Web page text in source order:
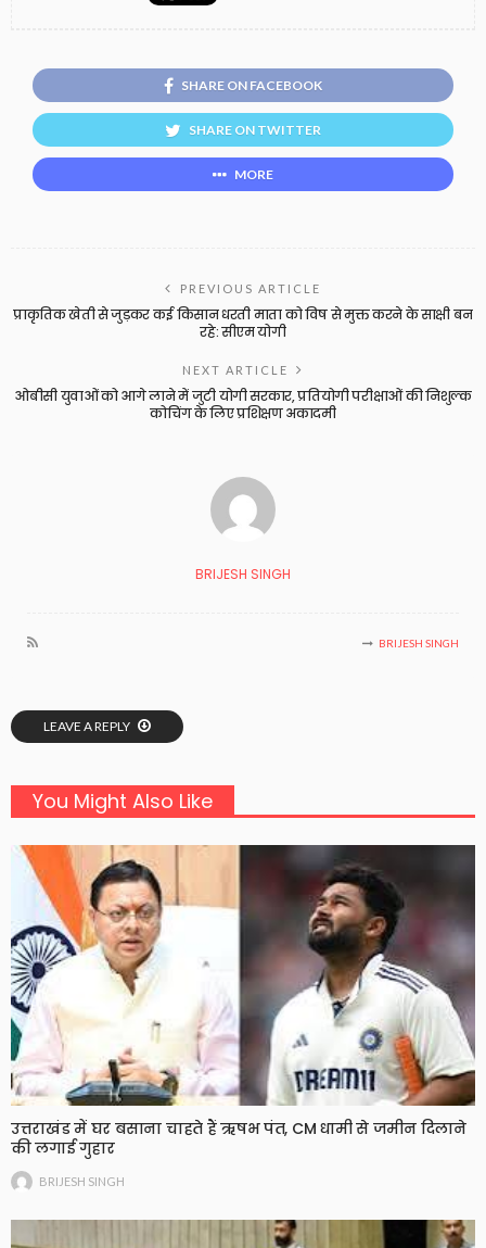
SHARE ON FACEBOOK
SHARE ON TWITTER
MORE
PREVIOUS ARTICLE
प्राकृतिक खेती से जुड़कर कई किसान धरती माता को विष से मुक्त करने के साक्षी बन
रहे: सीएम योगी
NEXT ARTICLE
ओबीसी युवाओं को आगे लाने में जुटी योगी सरकार, प्रतियोगी परीक्षाओं की निशुल्क
कोचिंग के लिए प्रशिक्षण अकादमी
BRIJESH SINGH
BRIJESH SINGH
LEAVE A REPLY
You Might Also Like
उत्तराखंड में घर बसाना चाहते हैं ऋषभ पंत, CM धामी से जमीन दिलाने
की लगाई गुहार
BRIJESH SINGH